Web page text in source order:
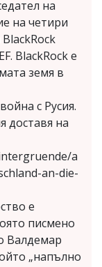
на
на четири
BlackRock е
земя в
с Русия.
доставя на
a
an-die-
е
писмено
Валдемар
„напълно